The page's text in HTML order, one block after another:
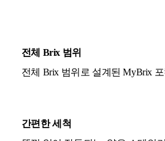
전체 Brix 범위
전체 Brix 범위로 설계된 MyBrix
간편한 세척